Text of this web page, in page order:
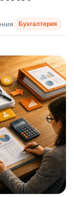
Бухгалтерия